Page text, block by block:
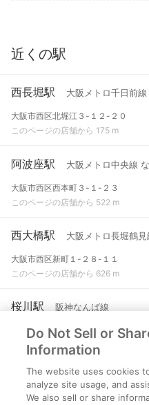
近くの駅
西長堀駅 大阪メトロ千日前
大阪市西区北堀江３-１２-２０
このページの店舗から 175 m
阿波座駅 大阪メトロ中央線
大阪市西区西本町３-１-２３
このページの店舗から 522 m
西大橋駅 大阪メトロ長堀鶴見
大阪市西区新町１-２８-１１
このページの店舗から 626 m
桜川駅 阪神なんば線
大阪市浪速区幸町２-３-７
このページの店舗から 919 m
桜川駅 大阪メトロ千日前線
大阪市浪速区幸町２-３-７
Do Not Sell or
Information
The website uses cookies
analyze site usage, and
We also sell or share